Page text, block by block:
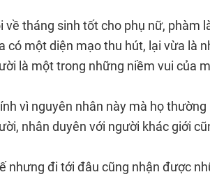
về tháng sinh tốt cho phụ nữ, phàm
có một diện mạo thu hút, lại vừa là
là một trong những niềm vui của
vì nguyên nhân này mà họ
nhân duyên với người khác giới
nhưng đi tới đâu cũng nhận được